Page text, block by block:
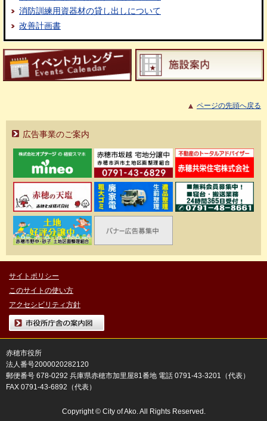
消防訓練用資器材の貸し出しについて
改善計画書
ページの先頭へ戻る
広告事業のご案内
サイトポリシー
このサイトの使い方
アクセシビリティ方針
市役所庁舎の案内図
赤穂市役所
法人番号2000020282120
郵便番号 678-0292 兵庫県赤穂市加里屋81番地 電話 0791-43-3201（代表）
FAX 0791-43-6892（代表）
Copyright © City of Ako. All Rights Reserved.